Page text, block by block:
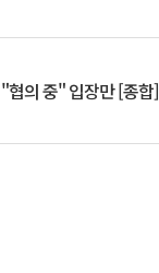
의 중" 입장만 [종합]